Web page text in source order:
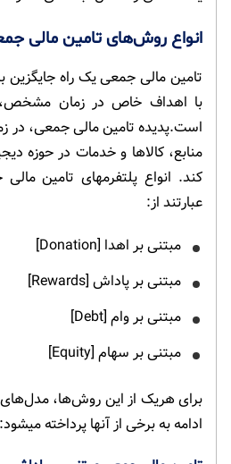
انواع روش‌های تامین مالی
تامین مالی جمعی یک راه جایگزین
با اهداف خاص در زمان مشخص،
است.پدیده تامین مالی جمعی، در
منابع‌، کالاها و خدمات در حوزه
کند. انواع پلتفرم­های تامین
عبارتند از:
مبتنی بر اهدا [Donation]
مبتنی بر پاداش [Rewards]
مبتنی بر وام [Debt]
مبتنی بر سهام [Equity]
برای هریک از این روش‌ها، مدل­‌های
ادامه به برخی از آن­ها پرداخته می­شود: